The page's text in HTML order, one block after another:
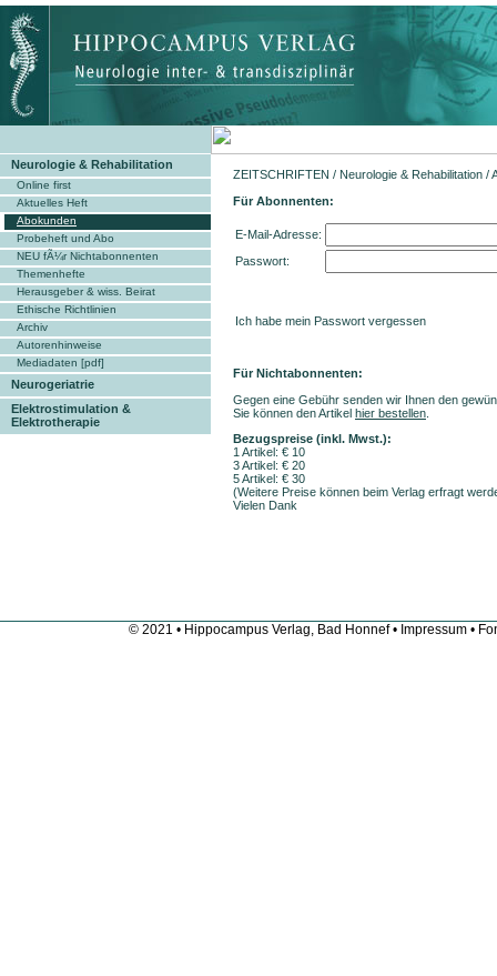
Neurologie & Rehabilitation
Online first
Aktuelles Heft
Abokunden
Probeheft und Abo
NEU fÃ¼r Nichtabonnenten
Themenhefte
Herausgeber & wiss. Beirat
Ethische Richtlinien
Archiv
Autorenhinweise
Mediadaten [pdf]
Neurogeriatrie
Elektrostimulation &
Elektrotherapie
ZEITSCHRIFTEN / Neurologie & Rehabilitation /
Für Abonnenten:
E-Mail-Adresse:
Passwort:
Ich habe mein Passwort vergessen
Für Nichtabonnenten:
Gegen eine Gebühr senden wir Ihnen den
Sie können den Artikel hier bestellen
Bezugspreise (inkl. Mwst.):
1 Artikel: € 10
3 Artikel: € 20
5 Artikel: € 30
(Weitere Preise können beim Verlag erfragt
Vielen Dank
© 2021 • Hippocampus Verlag, Bad Honnef • Impressum •